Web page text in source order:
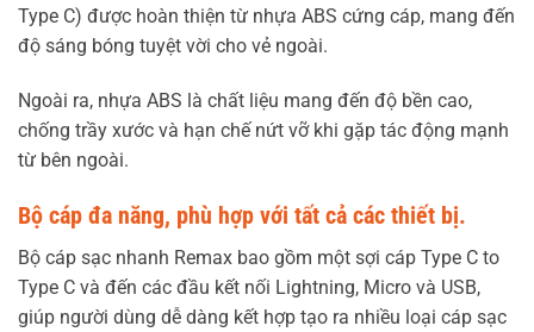
Type C) được hoàn thiện từ nhựa ABS cứng cáp, mang đến
độ sáng bóng tuyệt vời cho vẻ ngoài.
Ngoài ra, nhựa ABS là chất liệu mang đến độ bền cao,
chống trầy xước và hạn chế nứt vỡ khi gặp tác động mạnh
từ bên ngoài.
Bộ cáp đa năng, phù hợp với tất cả các thiết bị.
Bộ cáp sạc nhanh Remax bao gồm một sợi cáp Type C to
Type C và đến các đầu kết nối Lightning, Micro và USB,
giúp người dùng dễ dàng kết hợp tạo ra nhiều loại cáp sạc